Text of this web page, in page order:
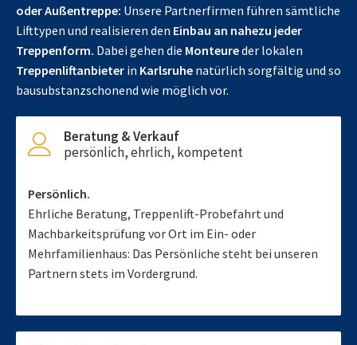
oder Außentreppe: Unsere Partnerfirmen führen sämtliche
Lifttypen und realisieren den Einbau an nahezu jeder
Treppenform. Dabei gehen die Monteureder lokalen
Treppenliftanbieter in Karlsruhe natürlich sorgfältig und so
bausubstanzschonend wie möglich vor.
Beratung & Verkauf
persönlich, ehrlich, kompetent
Persönlich.
Ehrliche Beratung, Treppenlift-Probefahrt und
Machbarkeitsprüfung vor Ort im Ein- oder
Mehrfamilienhaus: Das Persönliche steht bei unseren
Partnern stets im Vordergrund.